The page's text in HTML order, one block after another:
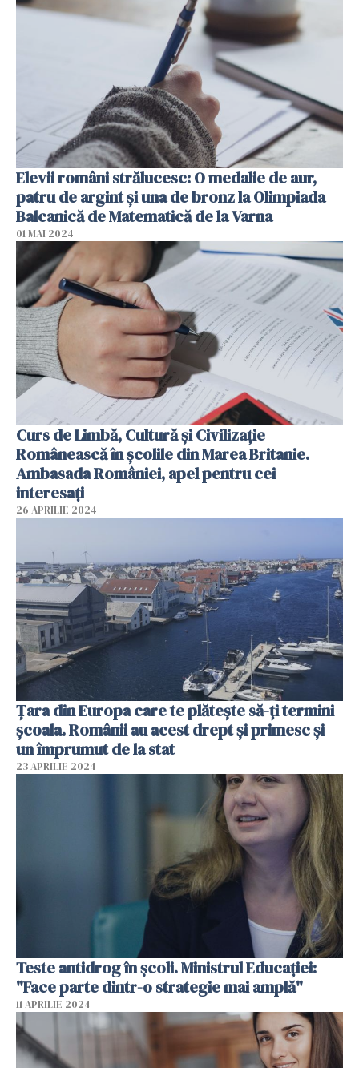
Elevii români strălucesc: O medalie de aur,
patru de argint şi una de bronz la Olimpiada
Balcanică de Matematică de la Varna
01 MAI 2024
Curs de Limbă, Cultură și Civilizație
Românească în școlile din Marea Britanie.
Ambasada României, apel pentru cei
interesați
26 APRILIE 2024
Țara din Europa care te plătește să-ți termini
școala. Românii au acest drept și primesc și
un împrumut de la stat
23 APRILIE 2024
Teste antidrog în școli. Ministrul Educației:
"Face parte dintr-o strategie mai amplă"
11 APRILIE 2024